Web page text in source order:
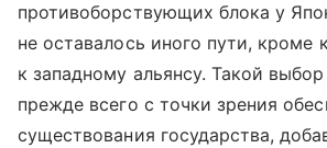
противоборствующих блока у
не оставалось иного пути, кроме
к западному альянсу. Такой
прежде всего с точки зрения
существования государства,